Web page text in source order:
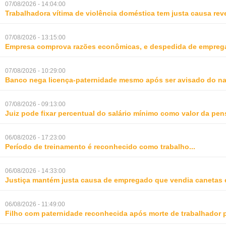
07/08/2026 - 14:04:00
Trabalhadora vítima de violência doméstica tem justa causa
07/08/2026 - 13:15:00
Empresa comprova razões econômicas, e despedida de
07/08/2026 - 10:29:00
Banco nega licença-paternidade mesmo após ser avisado do
07/08/2026 - 09:13:00
Juiz pode fixar percentual do salário mínimo como valor da
06/08/2026 - 17:23:00
Período de treinamento é reconhecido como trabalho...
06/08/2026 - 14:33:00
Justiça mantém justa causa de empregado que vendia canetas
06/08/2026 - 11:49:00
Filho com paternidade reconhecida após morte de trabalhador